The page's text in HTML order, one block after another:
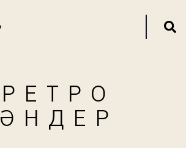
РЕТРО
ӘНДЕР